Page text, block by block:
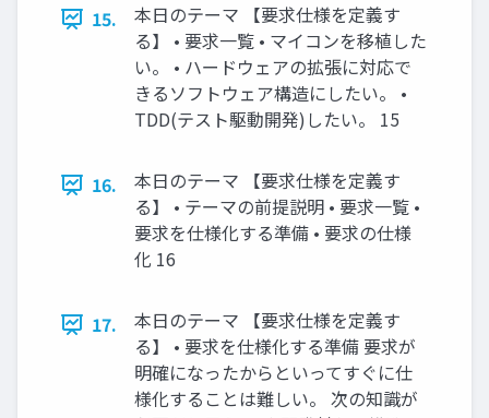
15.
本日のテーマ 【要求仕様を定義す
る】 • 要求一覧 • マイコンを移植した
い。 • ハードウェアの拡張に対応で
きるソフトウェア構造にしたい。 •
TDD(テスト駆動開発)したい。 15
16.
本日のテーマ 【要求仕様を定義す
る】 • テーマの前提説明 • 要求一覧 •
要求を仕様化する準備 • 要求の仕様
化 16
17.
本日のテーマ 【要求仕様を定義す
る】 • 要求を仕様化する準備 要求が
明確になったからといってすぐに仕
様化することは難しい。 次の知識が